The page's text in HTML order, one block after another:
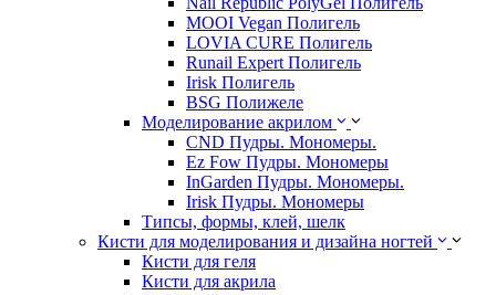
MOOI Vegan Полигель
LOVIA CURE Полигель
Runail Expert Полигель
Irisk Полигель
BSG Полижеле
Моделирование акрилом
CND Пудры. Мономеры.
Ez Fow Пудры. Мономеры
InGarden Пудры. Мономеры.
Irisk Пудры. Мономеры
Типсы, формы, клей, шелк
Кисти для моделирования и дизайна ногтей
Кисти для геля
Кисти для акрила